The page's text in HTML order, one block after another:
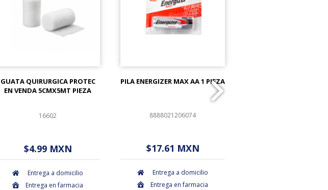
GUATA QUIRURGICA PROTEC
EN VENDA 5CMX5MT PIEZA
16602
$4.99 MXN
Entrega a domicilio
Entrega en farmacia
PILA ENERGIZER MAX AA 1 PIEZA
8888021206074
$17.61 MXN
Entrega a domicilio
Entrega en farmacia